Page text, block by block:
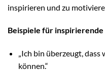
inspirieren und zu
Beispiele für
„Ich bin überzeugt,
können.“